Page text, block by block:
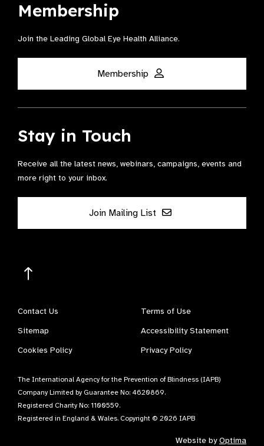
Membership
Join the Leading Global Eye Health Alliance​.
Membership
Stay in Touch
Receive all the latest news, webinars, campaigns, events and
more right to your inbox.
Join Mailing List
Contact Us
Terms of Use
Sitemap
Accessibility Statement
Cookies Policy
Privacy Policy
The International Agency for the Prevention of Blindness (IAPB)
Company Limited by Guarantee No: 4620869.
Registered Charity No: 1100559.
Registered in England & Wales. Copyright © 2026 IAPB
Website byOptima